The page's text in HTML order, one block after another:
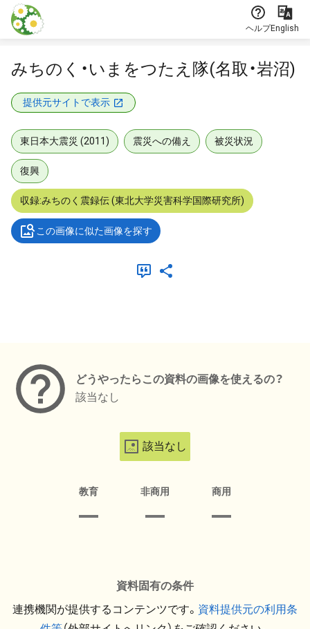
本文に飛ぶ
ヘルプEnglish
みちのく・いまをつたえ隊(名取・岩沼)
提供元サイトで表示
東日本大震災 (2011) 震災への備え 被災状況
復興
収録:みちのく震録伝 (東北大学災害科学国際研究所)
この画像に似た画像を探す
どうやったらこの資料の画像を使えるの？
該当なし
該当なし
教育 非商用 商用
資料固有の条件
連携機関が提供するコンテンツです。 資料提供元の利用条